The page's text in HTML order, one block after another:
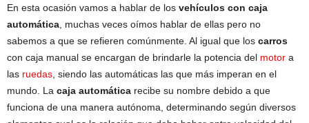
En esta ocasión vamos a hablar de los vehículos con caja
automática , muchas veces oímos hablar de ellas pero no
sabemos a que se refieren comúnmente. Al igual que los carros
con caja manual se encargan de brindarle la potencia del motor a
las ruedas , siendo las automáticas las que más imperan en el
mundo. La caja automática recibe su nombre debido a que
funciona de una manera autónoma, determinando según diversos